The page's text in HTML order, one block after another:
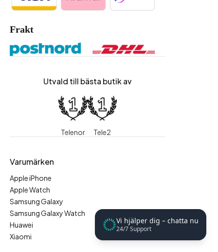
Vi hjälper dig – chatta nu
24/7 Support
Frakt
Utvald till bästa butik av
Telenor Tele2
Varumärken
Apple iPhone
Apple Watch
Samsung Galaxy
Samsung Galaxy Watch
Huawei
Xiaomi